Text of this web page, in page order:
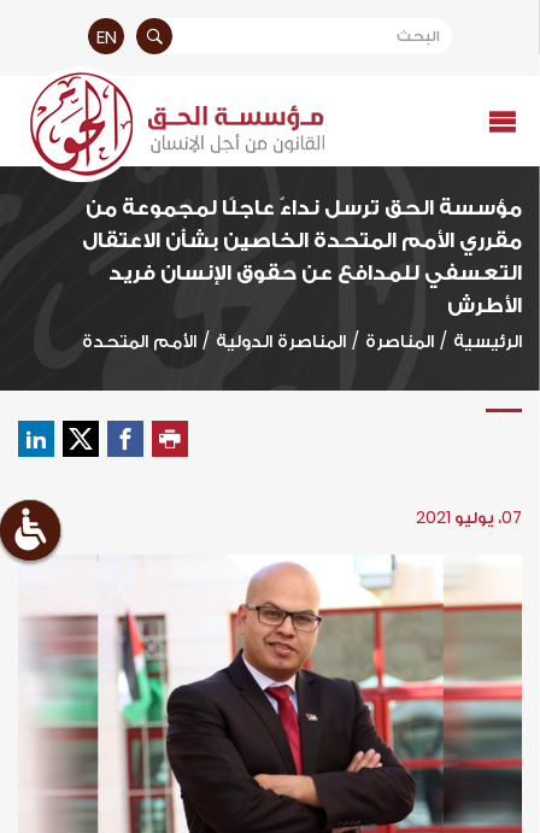
EN
مؤسسة الحق ترسل نداءً عاجلًا لمجموعة من
مقرري الأمم المتحدة الخاصين بشأن الاعتقال
التعسفي للمدافع عن حقوق الإنسان فريد
الأطرش
الرئيسية / المناصرة / المناصرة الدولية / الأمم المتحدة
07، يوليو 2021